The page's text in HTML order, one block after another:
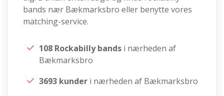
bands nær Bækmarksbro eller benytte vores
matching-service.
108 Rockabilly bands i nærheden af
Bækmarksbro
3693 kunder i nærheden af Bækmarksbro